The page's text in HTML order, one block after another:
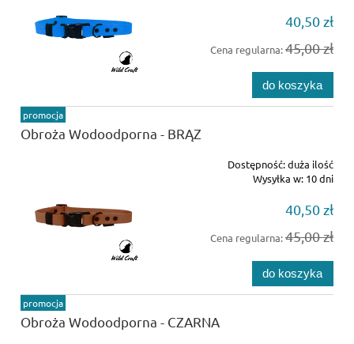
40,50 zł
Cena regularna:45,00 zł
do koszyka
Obroża Wodoodporna - BRĄZ
Dostępność:duża ilość
Wysyłka w: 10 dni
40,50 zł
Cena regularna:45,00 zł
do koszyka
promocja
Obroża Wodoodporna - CZARNA
promocja